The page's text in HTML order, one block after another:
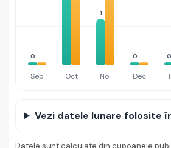
0
Sep Oct
1
Noi
0
Dec
0
Vezi datele lunare folosite
Datele sunt calculate din cupoanele